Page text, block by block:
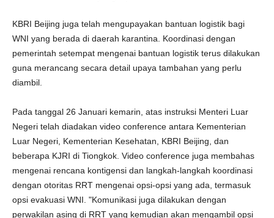
KBRI Beijing juga telah mengupayakan bantuan logistik bagi
WNI yang berada di daerah karantina. Koordinasi dengan
pemerintah setempat mengenai bantuan logistik terus dilakukan
guna merancang secara detail upaya tambahan yang perlu
diambil.
Pada tanggal 26 Januari kemarin, atas instruksi Menteri Luar
Negeri telah diadakan video conference antara Kementerian
Luar Negeri, Kementerian Kesehatan, KBRI Beijing, dan
beberapa KJRI di Tiongkok. Video conference juga membahas
mengenai rencana kontigensi dan langkah-langkah koordinasi
dengan otoritas RRT mengenai opsi-opsi yang ada, termasuk
opsi evakuasi WNI. "Komunikasi juga dilakukan dengan
perwakilan asing di RRT yang kemudian akan mengambil opsi